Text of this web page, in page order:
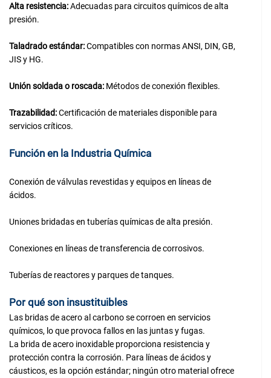
Alta resistencia:Adecuadas para circuitos químicos de alta
presión.
Taladrado estándar:Compatibles con normas ANSI, DIN, GB,
JIS y HG.
Unión soldada o roscada: Métodos de conexión flexibles.
Trazabilidad:Certificación de materiales disponible para
servicios críticos.
Función en la Industria Química
Conexión de válvulas revestidas y equipos en líneas de
ácidos.
Uniones bridadas en tuberías químicas de alta presión.
Conexiones en líneas de transferencia de corrosivos.
Tuberías de reactores y parques de tanques.
Por qué son insustituibles
Las bridas de acero al carbono se corroen en servicios
químicos, lo que provoca fallos en las juntas y fugas.
La brida de acero inoxidable proporciona resistencia y
protección contra la corrosión. Para líneas de ácidos y
cáusticos, es la opción estándar; ningún otro material ofrece